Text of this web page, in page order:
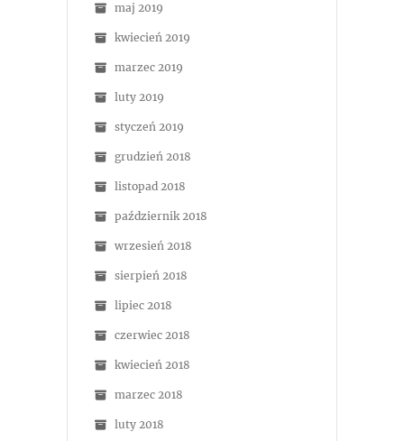
maj 2019
kwiecień 2019
marzec 2019
luty 2019
styczeń 2019
grudzień 2018
listopad 2018
październik 2018
wrzesień 2018
sierpień 2018
lipiec 2018
czerwiec 2018
kwiecień 2018
marzec 2018
luty 2018